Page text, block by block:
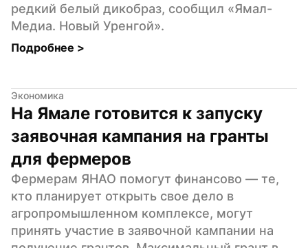
редкий белый дикобраз, сообщил «Ямал-
Медиа. Новый Уренгой».
Подробнее >
Экономика
На Ямале готовится к запуску
заявочная кампания на гранты
для фермеров
Фермерам ЯНАО помогут финансово — те,
кто планирует открыть свое дело в
агропромышленном комплексе, могут
принять участие в заявочной кампании на